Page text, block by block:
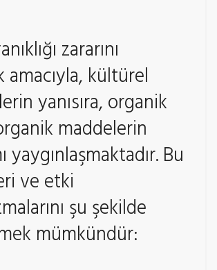
zararını
amacıyla, kültürel
yanısıra, organik
maddelerin
yaygınlaşmaktadır. Bu
ve etki
şu şekilde
mümkündür: